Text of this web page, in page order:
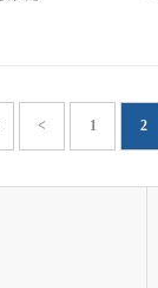
< 1 2